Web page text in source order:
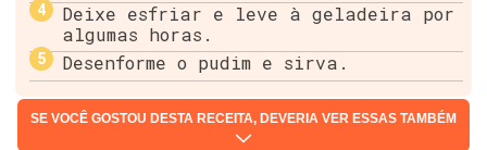
Deixe esfriar e leve à geladeira por
algumas horas.
Desenforme o pudim e sirva.
SE VOCÊ GOSTOU DESTA RECEITA, DEVERIA VER ESSAS TAMBÉM